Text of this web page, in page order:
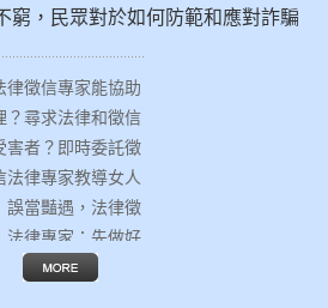
窮，民眾對於如何防範和應對詐騙
律徵信專家能協助
？尋求法律和徵信
害者？即時委託徵
法律專家教導女人
誤當豔遇，法律徵
法律專家：先做好
法律專家告訴你這